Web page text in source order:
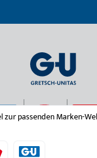
zur passenden Marken-